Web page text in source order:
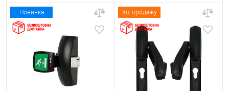
Новинка Хіт продажу